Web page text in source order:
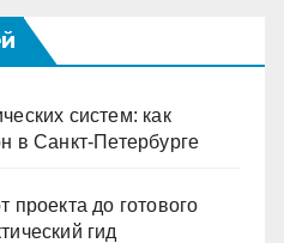
систем: как
в Санкт-Петербурге
проекта до готового
гид